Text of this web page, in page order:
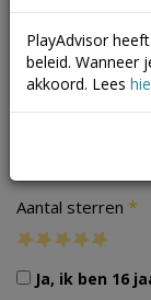
Foto's
Aantal sterren *
Ja, ik ben 16
PlayAdvisor
beleid. Wanneer
akkoord. Lees